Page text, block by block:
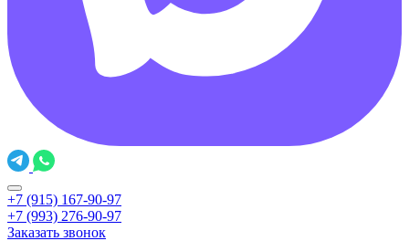
+7 (915) 167-90-97
+7 (993) 276-90-97
Заказать звонок